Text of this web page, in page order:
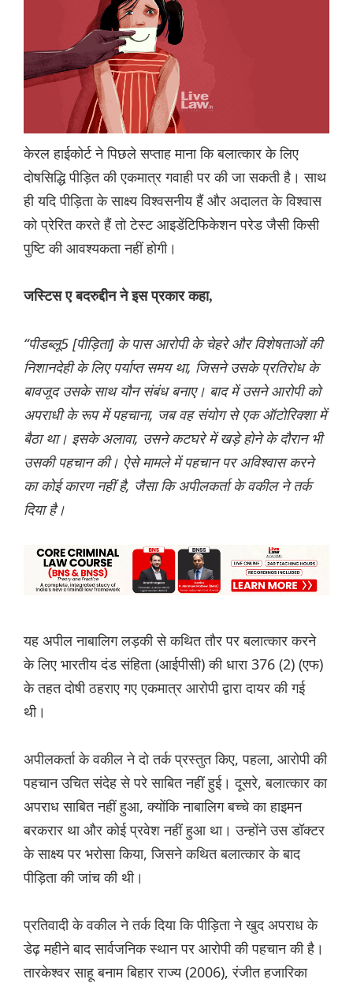
केरल हाईकोर्ट ने पिछले सप्ताह माना कि बलात्कार के लिए
दोषसिद्धि पीड़ित की एकमात्र गवाही पर की जा सकती है। साथ
ही यदि पीड़िता के साक्ष्य विश्वसनीय हैं और अदालत के विश्वास
को प्रेरित करते हैं तो टेस्ट आइडेंटिफिकेशन परेड जैसी किसी
पुष्टि की आवश्यकता नहीं होगी।
जस्टिस ए बदरुद्दीन ने इस प्रकार कहा,
“पीडब्लू5 [पीड़िता] के पास आरोपी के चेहरे और विशेषताओं की
निशानदेही के लिए पर्याप्त समय था, जिसने उसके प्रतिरोध के
बावजूद उसके साथ यौन संबंध बनाए। बाद में उसने आरोपी को
अपराधी के रूप में पहचाना, जब वह संयोग से एक ऑटोरिक्शा में
बैठा था। इसके अलावा, उसने कटघरे में खड़े होने के दौरान भी
उसकी पहचान की। ऐसे मामले में पहचान पर अविश्वास करने
का कोई कारण नहीं है, जैसा कि अपीलकर्ता के वकील ने तर्क
दिया है।
यह अपील नाबालिग लड़की से कथित तौर पर बलात्कार करने
के लिए भारतीय दंड संहिता (आईपीसी) की धारा 376 (2) (एफ)
के तहत दोषी ठहराए गए एकमात्र आरोपी द्वारा दायर की गई
थी।
अपीलकर्ता के वकील ने दो तर्क प्रस्तुत किए, पहला, आरोपी की
पहचान उचित संदेह से परे साबित नहीं हुई। दूसरे, बलात्कार का
अपराध साबित नहीं हुआ, क्योंकि नाबालिग बच्चे का हाइमन
बरकरार था और कोई प्रवेश नहीं हुआ था। उन्होंने उस डॉक्टर
के साक्ष्य पर भरोसा किया, जिसने कथित बलात्कार के बाद
पीड़िता की जांच की थी।
प्रतिवादी के वकील ने तर्क दिया कि पीड़िता ने खुद अपराध के
डेढ़ महीने बाद सार्वजनिक स्थान पर आरोपी की पहचान की है।
तारकेश्वर साहू बनाम बिहार राज्य (2006), रंजीत हजारिका